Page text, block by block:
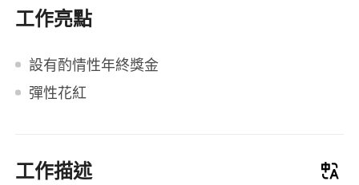
工作亮點
設有酌情性年終獎金
彈性花紅
工作描述